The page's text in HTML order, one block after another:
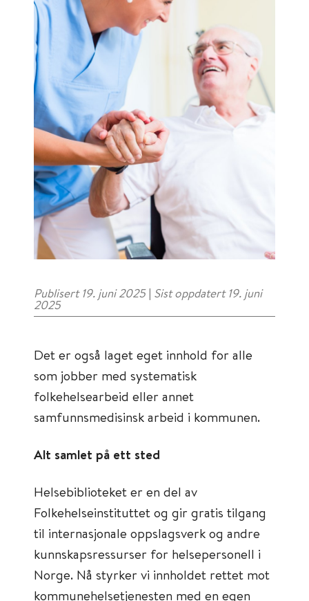
Publisert 19. juni 2025 | Sist oppdatert 19. juni
2025
Det er også laget eget innhold for alle
som jobber med systematisk
folkehelsearbeid eller annet
samfunnsmedisinsk arbeid i kommunen.
Alt samlet på ett sted
Helsebiblioteket er en del av
Folkehelseinstituttet og gir gratis tilgang
til internasjonale oppslagsverk og andre
kunnskapsressurser for helsepersonell i
Norge. Nå styrker vi innholdet rettet mot
kommunehelsetjenesten med en egen